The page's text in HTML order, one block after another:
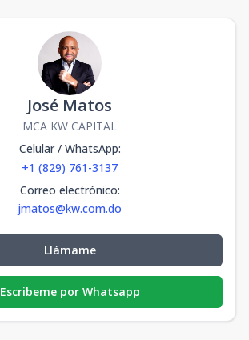
José Matos
MCA KW CAPITAL
Celular / WhatsApp:
+1 (829) 761-3137
Correo electrónico:
jmatos@kw.com.do
Llámame
Escribeme por Whatsapp